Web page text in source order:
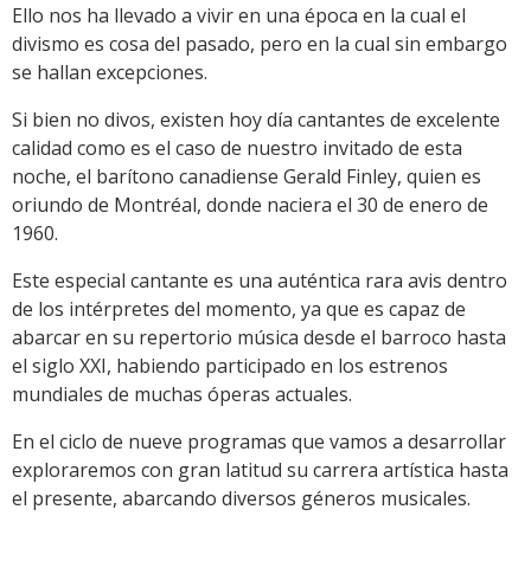
Ello nos ha llevado a vivir en una época en la cual el
divismo es cosa del pasado, pero en la cual sin embargo
se hallan excepciones.
Si bien no divos, existen hoy día cantantes de excelente
calidad como es el caso de nuestro invitado de esta
noche, el barítono canadiense Gerald Finley, quien es
oriundo de Montréal, donde naciera el 30 de enero de
1960.
Este especial cantante es una auténtica rara avis dentro
de los intérpretes del momento, ya que es capaz de
abarcar en su repertorio música desde el barroco hasta
el siglo XXI, habiendo participado en los estrenos
mundiales de muchas óperas actuales.
En el ciclo de nueve programas que vamos a desarrollar
exploraremos con gran latitud su carrera artística hasta
el presente, abarcando diversos géneros musicales.